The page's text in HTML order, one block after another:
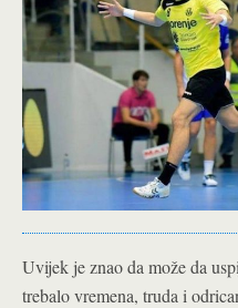
Uvijek je znao da može da
trebalo vremena, truda i